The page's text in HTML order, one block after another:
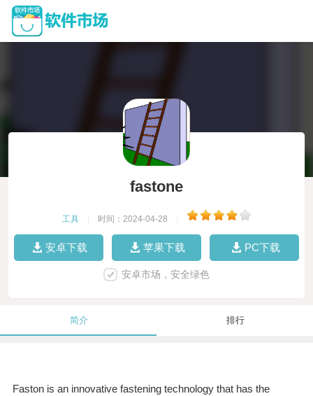
fastone
工具 时间：2024-04-28
安卓下载 苹果下载 PC下载
安卓市场，安全绿色
简介 排行
Faston is an innovative fastening technology that has the